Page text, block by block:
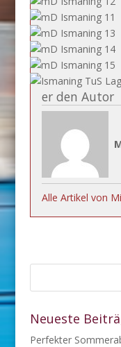
er den Autor
Alle Artikel von
Neueste
Perfekter